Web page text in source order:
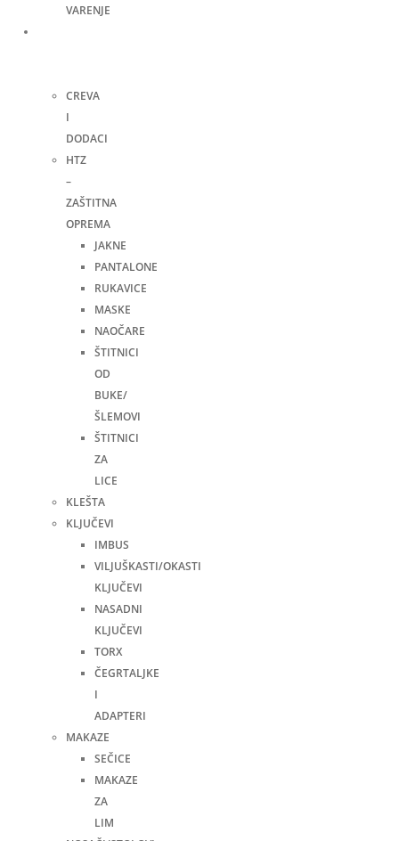
VARENJE
CREVA
I
DODACI
HTZ
–
ZAŠTITNA
OPREMA
JAKNE
PANTALONE
RUKAVICE
MASKE
NAOČARE
ŠTITNICI
OD
BUKE/
ŠLEMOVI
ŠTITNICI
ZA
LICE
KLEŠTA
KLJUČEVI
IMBUS
VILJUŠKASTI/OKASTI
KLJUČEVI
NASADNI
KLJUČEVI
TORX
ČEGRTALJKE
I
ADAPTERI
MAKAZE
SEČICE
MAKAZE
ZA
LIM